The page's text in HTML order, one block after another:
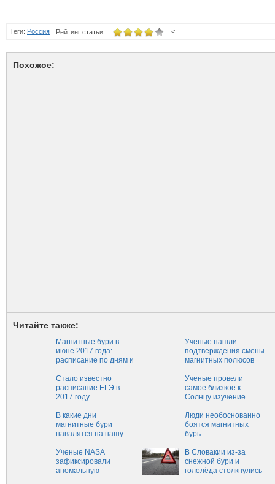
Теги: Россия <
Рейтинг статьи:
Похожое:
Читайте также:
Магнитные бури в
июне 2017 года:
расписание по дням и
Ученые нашли
подтверждения смены
магнитных полюсов‍
Стало известно
расписание ЕГЭ в
2017 году
Ученые провели
самое близкое к
Солнцу изучение
В какие дни
магнитные бури
навалятся на нашу
года
Люди необоснованно
боятся магнитных
бурь
Ученые NASA
зафиксировали
аномальную
В Словакии из-за
снежной бури и
гололёда столкнулись